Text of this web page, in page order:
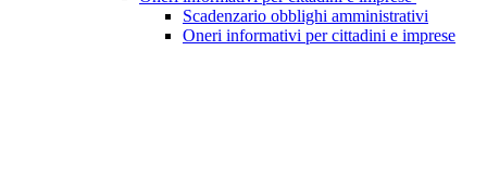
Scadenzario obblighi amministrativi
Oneri informativi per cittadini e imprese